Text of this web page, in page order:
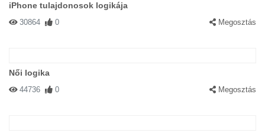
iPhone tulajdonosok logikája
30864 0 Megosztás
Női logika
44736 0 Megosztás